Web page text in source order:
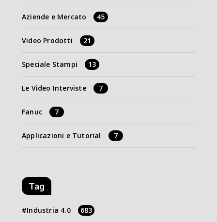
Aziende e Mercato 45
Video Prodotti 21
Speciale Stampi 13
Le Video Interviste 7
Fanuc 7
Applicazioni e Tutorial 7
Tag
Industria 4.0 683